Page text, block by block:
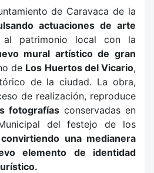
de Caravaca de la
actuaciones de arte
al patrimonio local con la
mural artístico de gran
de Los Huertos del Vicario,
de la ciudad. La obra,
de realización, reproduce
fotografíasconservadas en
del festejo de los
convirtiendo una medianera
elemento de identidad